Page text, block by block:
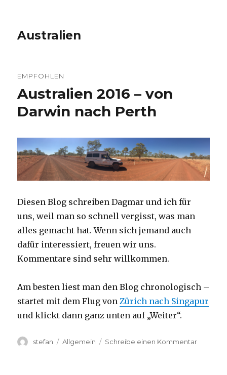
Australien
EMPFOHLEN
Australien 2016 – von
Darwin nach Perth
Diesen Blog schreiben Dagmar und ich für
uns, weil man so schnell vergisst, was man
alles gemacht hat. Wenn sich jemand auch
dafür interessiert, freuen wir uns.
Kommentare sind sehr willkommen.
Am besten liest man den Blog chronologisch –
startet mit dem Flug vonZürich nach Singapur
und klickt dann ganz unten auf „Weiter“.
Autor
stefan Kategorien
Allgemein Schreibe einen Kommentarzu